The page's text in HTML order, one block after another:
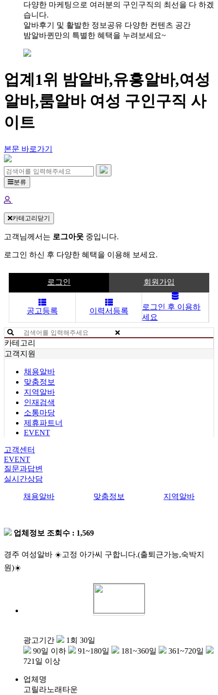
다양한 마케팅으로 여러분의 구인구직의 최선을 다 하겠
습니다.
알바후기 및 활발한 정보공유 다양한 컨텐츠 공간
밤알바퀸만의 특별한 혜택을 누려보세요~
업계1위 밤알바,유흥알바,여성
알바,룸알바 여성 구인구직 사
이트
본문 바로가기
분류
카테고리닫기
고객님께서는 로그아웃 중입니다.
로그인 하신 후 다양한 혜택을 이용해 보세요.
로그인 회원가입
공고등록 이력서등록
로그인 후 이용하
세요
카테고리
고객지원
채용알바
맞춤정보
지역알바
인재검색
소통마당
제휴파트너
EVENT
고객센터
EVENT
질문과답변
실시간상담
채용알바 맞춤정보 지역알바
업체정보 조회수 : 1,569
경주 여성알바 ☀️고정 아가씨 구합니다.(출퇴근가능,숙박지
원)☀️
광고기간
1회 30일
90일 이하
91~180일 181~360일
361~720일
721일 이상
업체명
고릴라노래타운